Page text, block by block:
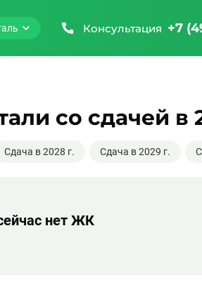
Консультация +7
со сдачей в
Сдача в 2028 г. Сдача в 2029 г.
нет ЖК